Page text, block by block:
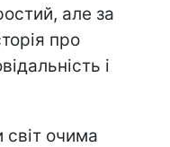
але за
про
і
світ очима